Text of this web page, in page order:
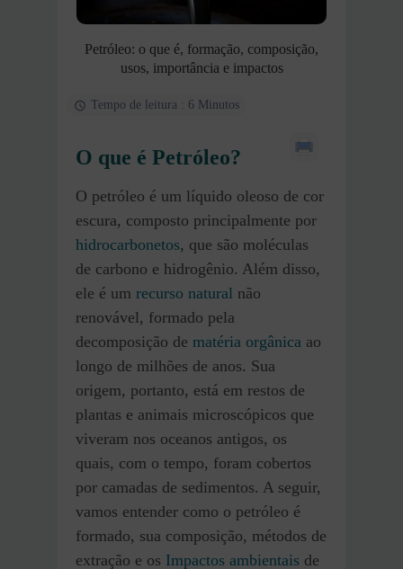
Petróleo: o que é, formação, composição,
usos, importância e impactos
Tempo de leitura : 6 Minutos
O que é Petróleo?
O petróleo é um líquido oleoso de cor
escura, composto principalmente por
hidrocarbonetos, que são moléculas
de carbono e hidrogênio. Além disso,
ele é um recurso natural não
renovável, formado pela
decomposição de matéria orgânica ao
longo de milhões de anos. Sua
origem, portanto, está em restos de
plantas e animais microscópicos que
viveram nos oceanos antigos, os
quais, com o tempo, foram cobertos
por camadas de sedimentos. A seguir,
vamos entender como o petróleo é
formado, sua composição, métodos de
extração e os Impactos ambientais de